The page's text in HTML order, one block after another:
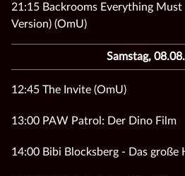
21:15 Backrooms Everything Must
Version) (OmU)
Samstag,
12:45 The Invite (OmU)
13:00 PAW Patrol: Der Dino Film
14:00 Bibi Blocksberg - Das große